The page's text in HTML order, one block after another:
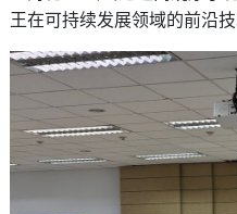
王在可持续发展领域的前沿技